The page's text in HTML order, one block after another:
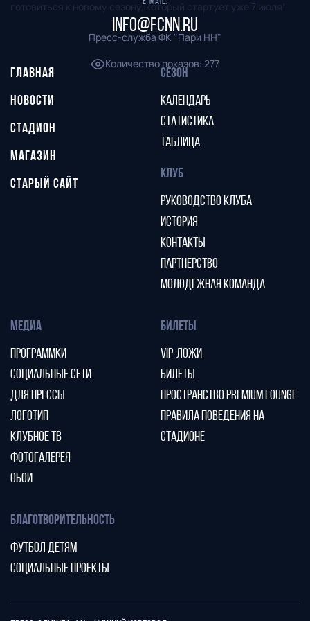
готовиться к новому сезону, который стартует уже 7 июля!
Пресс-служба ФК "Пари НН"
Количество показов: 277
info@fcnn.ru
ГЛАВНАЯ
НОВОСТИ
СТАДИОН
МАГАЗИН
СТАРЫЙ САЙТ
СЕЗОН
КАЛЕНДАРЬ
СТАТИСТИКА
ТАБЛИЦА
КЛУБ
РУКОВОДСТВО КЛУБА
ИСТОРИЯ
КОНТАКТЫ
ПАРТНЕРСТВО
МОЛОДЕЖНАЯ КОМАНДА
МЕДИА
ПРОГРАММКИ
СОЦИАЛЬНЫЕ СЕТИ
ДЛЯ ПРЕССЫ
ЛОГОТИП
КЛУБНОЕ ТВ
ФОТОГАЛЕРЕЯ
ОБОИ
БИЛЕТЫ
VIP-ЛОЖИ
БИЛЕТЫ
ПРОСТРАНСТВО PREMIUM LOUNGE
ПРАВИЛА ПОВЕДЕНИЯ НА
СТАДИОНЕ
БЛАГОТВОРИТЕЛЬНОСТЬ
ФУТБОЛ ДЕТЯМ
СОЦИАЛЬНЫЕ ПРОЕКТЫ